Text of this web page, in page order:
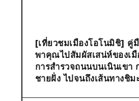
[เที่ยวชมเมืองโอโนมิชิ]
พาคุณไปสัมผัสเสน่ห์ของเ
การสำรวจถนนบนเนินเขา
ชายฝั่ง ไปจนถึงเส้นทางชิ